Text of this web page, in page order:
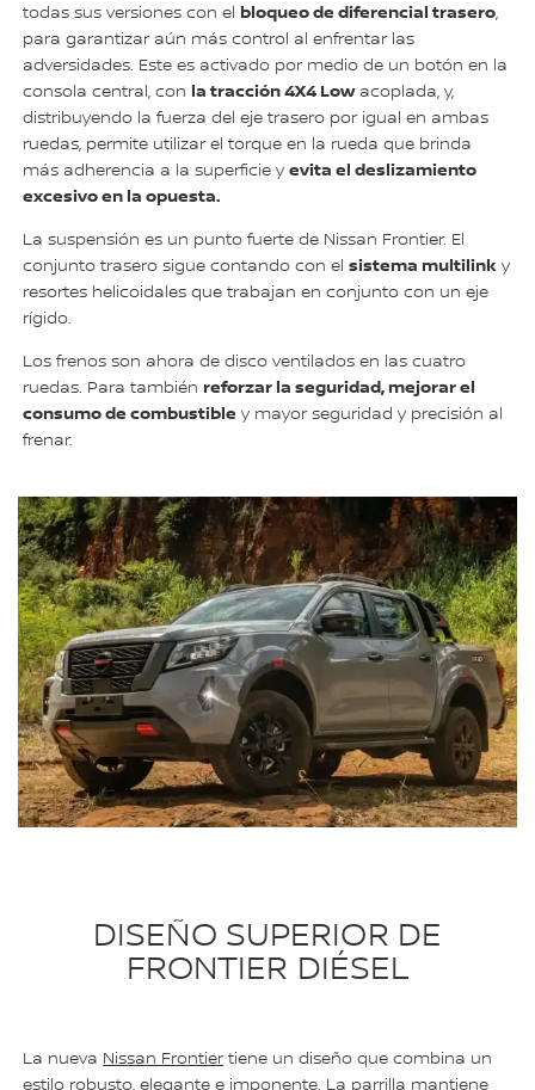
todas sus versiones con el bloqueo de diferencial trasero,
para garantizar aún más control al enfrentar las
adversidades. Este es activado por medio de un botón en la
consola central, con la tracción 4X4 Lowacoplada, y,
distribuyendo la fuerza del eje trasero por igual en ambas
ruedas, permite utilizar el torque en la rueda que brinda
más adherencia a la superficie yevita el deslizamiento
excesivo en la opuesta.
La suspensión es un punto fuerte de Nissan Frontier. El
conjunto trasero sigue contando con elsistema multilink y
resortes helicoidales que trabajan en conjunto con un eje
rígido.
Los frenos son ahora de disco ventilados en las cuatro
ruedas. Para también reforzar la seguridad, mejorar el
consumo de combustible y mayor seguridad y precisión al
frenar.
DISEÑO SUPERIOR DE
FRONTIER DIÉSEL
La nueva Nissan Frontiertiene un diseño que combina un
estilo robusto, elegante e imponente. La parrilla mantiene